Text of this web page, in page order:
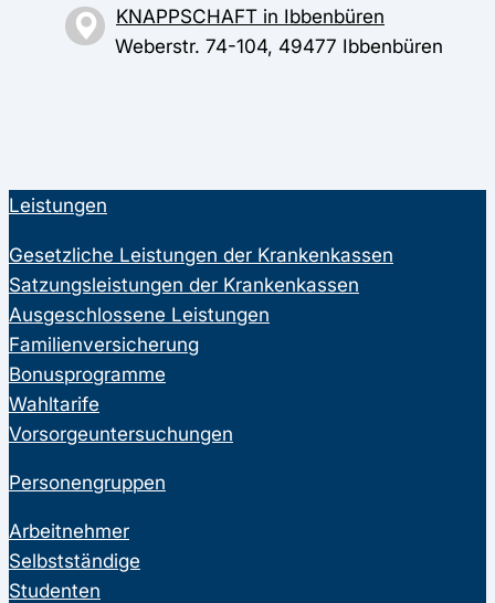
KNAPPSCHAFT in Ibbenbüren
Weberstr. 74-104, 49477 Ibbenbüren
Leistungen
Gesetzliche Leistungen der Krankenkassen
Satzungsleistungen der Krankenkassen
Ausgeschlossene Leistungen
Familienversicherung
Bonusprogramme
Wahltarife
Vorsorgeuntersuchungen
Personengruppen
Arbeitnehmer
Selbstständige
Studenten